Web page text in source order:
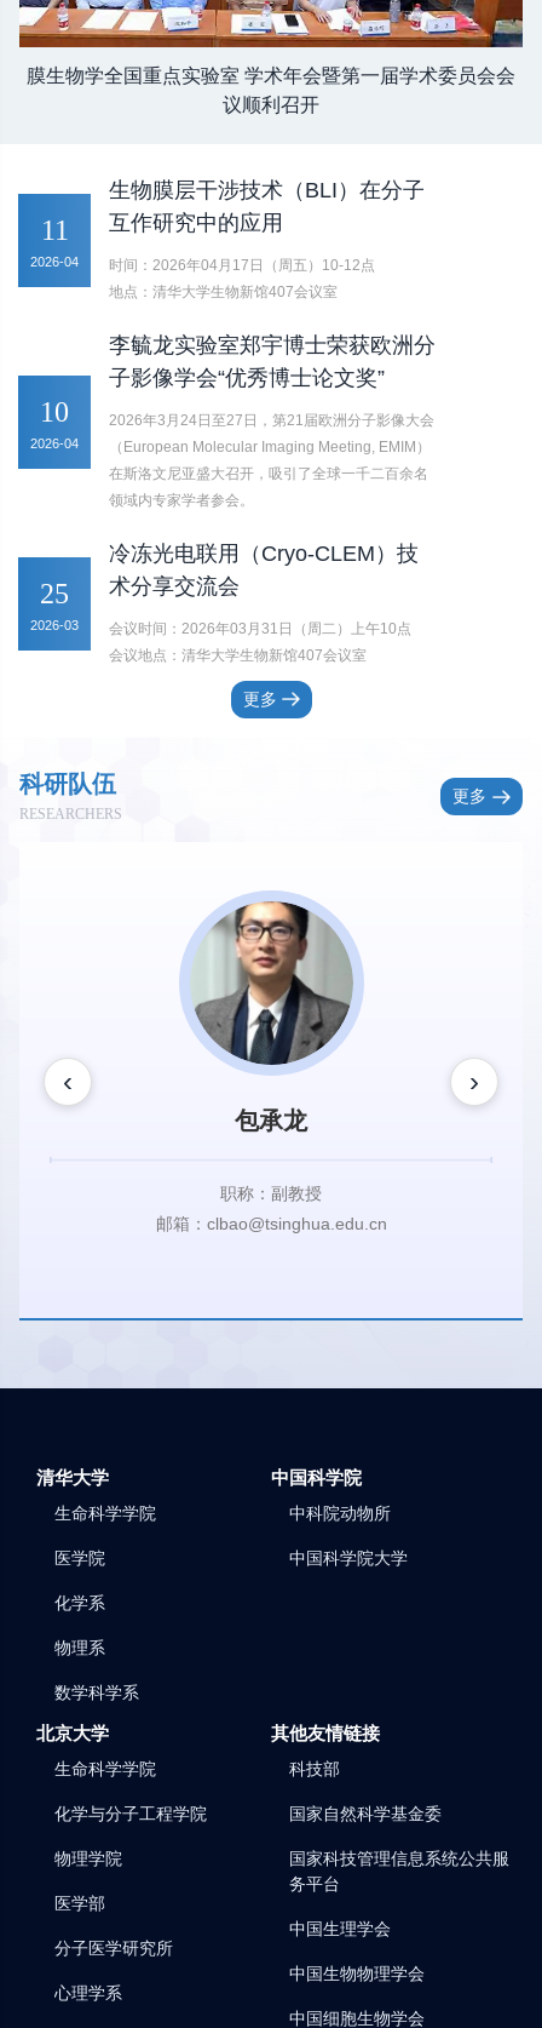
膜生物学全国重点实验室 学术年会暨第一届学术委员会会
议顺利召开
11
2026-04
生物膜层干涉技术（BLI）在分子
互作研究中的应用
时间：2026年04月17日（周五）10-12点
地点：清华大学生物新馆407会议室
10
2026-04
李毓龙实验室郑宇博士荣获欧洲分
子影像学会“优秀博士论文奖”
2026年3月24日至27日，第21届欧洲分子影像大会
（European Molecular Imaging Meeting, EMIM）
在斯洛文尼亚盛大召开，吸引了全球一千二百余名
领域内专家学者参会。
25
2026-03
冷冻光电联用（Cryo-CLEM）技
术分享交流会
会议时间：2026年03月31日（周二）上午10点
会议地点：清华大学生物新馆407会议室
更多
科研队伍
RESEARCHERS
更多
包承龙
职称：副教授
邮箱：clbao@tsinghua.edu.cn
‹ ›
清华大学
生命科学学院
医学院
化学系
物理系
数学科学系
中国科学院
中科院动物所
中国科学院大学
北京大学
生命科学学院
化学与分子工程学院
物理学院
医学部
分子医学研究所
心理学系
其他友情链接
科技部
国家自然科学基金委
国家科技管理信息系统公共服
务平台
中国生理学会
中国生物物理学会
中国细胞生物学会